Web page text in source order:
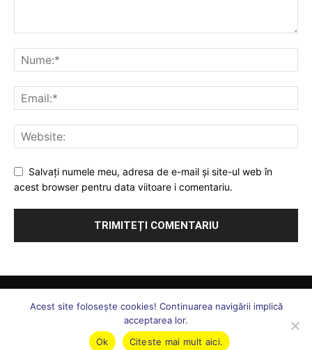
Salvați numele meu, adresa de e-mail și site-ul web în
acest browser pentru data viitoare i comentariu.
Comunicate Juridic Ați întrebat, vă răspundem
Sănătate
S. N. ”Forța Legii”
Uniunea Forța Legii
Statut Uniune
Marcă Înregistrată
Echipa
©
Acest site foloseşte cookies! Continuarea navigării implică
acceptarea lor.
Ok
Citeste mai mult aici.